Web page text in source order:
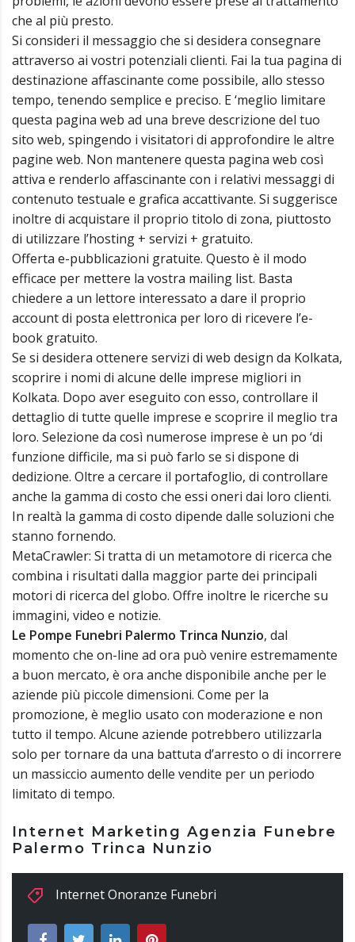
che al più presto.
Si consideri il messaggio che si desidera consegnare
attraverso ai vostri potenziali clienti. Fai la tua pagina di
destinazione affascinante come possibile, allo stesso
tempo, tenendo semplice e preciso. E ‘meglio limitare
questa pagina web ad una breve descrizione del tuo
sito web, spingendo i visitatori di approfondire le altre
pagine web. Non mantenere questa pagina web così
attiva e renderlo affascinante con i relativi messaggi di
contenuto testuale e grafica accattivante. Si suggerisce
inoltre di acquistare il proprio titolo di zona, piuttosto
di utilizzare l’hosting + servizi + gratuito.
Offerta e-pubblicazioni gratuite. Questo è il modo
efficace per mettere la vostra mailing list. Basta
chiedere a un lettore interessato a dare il proprio
account di posta elettronica per loro di ricevere l’e-
book gratuito.
Se si desidera ottenere servizi di web design da Kolkata,
scoprire i nomi di alcune delle imprese migliori in
Kolkata. Dopo aver eseguito con esso, controllare il
dettaglio di tutte quelle imprese e scoprire il meglio tra
loro. Selezione da così numerose imprese è un po ‘di
funzione difficile, ma si può farlo se si dispone di
dedizione. Oltre a cercare il portafoglio, di controllare
anche la gamma di costo che essi oneri dai loro clienti.
In realtà la gamma di costo dipende dalle soluzioni che
stanno fornendo.
MetaCrawler: Si tratta di un metamotore di ricerca che
combina i risultati dalla maggior parte dei principali
motori di ricerca del globo. Offre inoltre le ricerche su
immagini, video e notizie.
Le Pompe Funebri Palermo Trinca Nunzio, dal
momento che on-line ad ora può venire estremamente
a buon mercato, è ora anche disponibile anche per le
aziende più piccole dimensioni. Come per la
promozione, è meglio usato con moderazione e non
tutto il tempo. Alcune aziende potrebbero utilizzarla
solo per tornare da una battuta d’arresto o di incorrere
un massiccio aumento delle vendite per un periodo
limitato di tempo.
Internet Marketing Agenzia Funebre
Palermo Trinca Nunzio
Internet Onoranze Funebri